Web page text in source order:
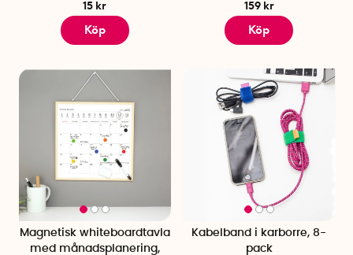
15 kr
Köp
159 kr
Köp
Magnetisk whiteboardtavla
med månadsplanering,
Kabelband i karborre, 8-
pack